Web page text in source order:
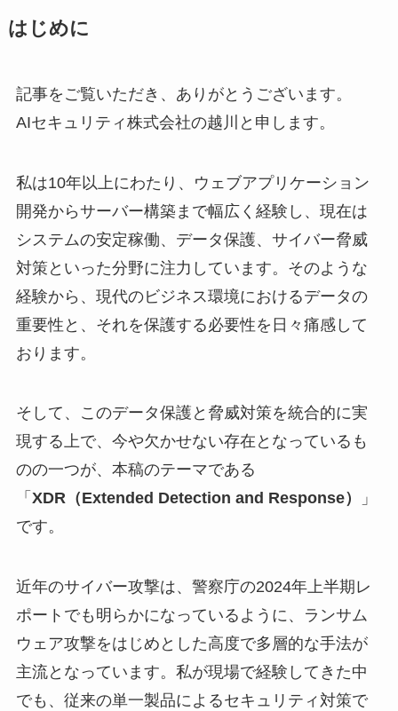
はじめに
記事をご覧いただき、ありがとうございます。
AIセキュリティ株式会社の越川と申します。
私は10年以上にわたり、ウェブアプリケーション
開発からサーバー構築まで幅広く経験し、現在は
システムの安定稼働、データ保護、サイバー脅威
対策といった分野に注力しています。そのような
経験から、現代のビジネス環境におけるデータの
重要性と、それを保護する必要性を日々痛感して
おります。
そして、このデータ保護と脅威対策を統合的に実
現する上で、今や欠かせない存在となっているも
のの一つが、本稿のテーマである
「 XDR（Extended Detection and Response）
」
です。
近年のサイバー攻撃は、警察庁の2024年上半期レ
ポートでも明らかになっているように、ランサム
ウェア攻撃をはじめとした高度で多層的な手法が
主流となっています。私が現場で経験してきた中
でも、従来の単一製品によるセキュリティ対策で